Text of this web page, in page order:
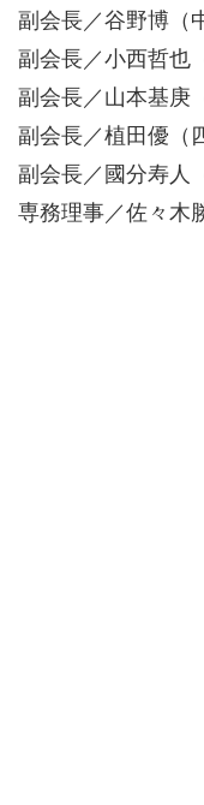
副会長／谷野博（
副会長／小西哲也
副会長／山本基庚
副会長／植田優（
副会長／國分寿人
専務理事／佐々木